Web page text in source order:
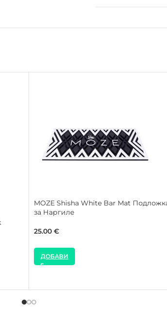
MOZE Shisha White Bar Mat
за Наргиле
25.00 €
ДОБАВИ